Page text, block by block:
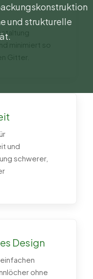
und strukturelle
minimiert so
und
schwerer,
Design
ohne